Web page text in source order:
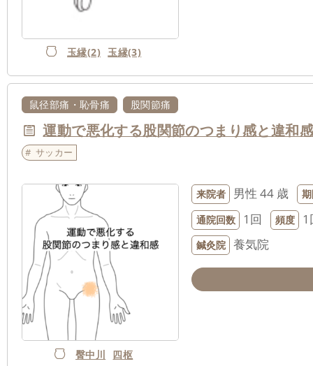
玉縁(2) 玉縁(3)
鼠径部痛・恥骨痛 股関節痛
運動で悪化する股関節のつまり感と違和
サッカー
臀中川 四枢
来院者 男性 44 歳
通院回数
1回 頻度 1
鍼灸院 養気院